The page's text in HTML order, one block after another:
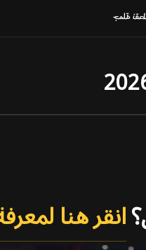
انقر هنا